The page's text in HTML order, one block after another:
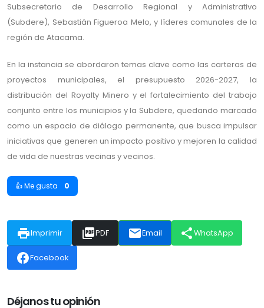
Subsecretario de Desarrollo Regional y Administrativo
(Subdere), Sebastián Figueroa Melo, y líderes comunales de la
región de Atacama.
En la instancia se abordaron temas clave como las carteras de
proyectos municipales, el presupuesto 2026-2027, la
distribución del Royalty Minero y el fortalecimiento del trabajo
conjunto entre los municipios y la Subdere, quedando marcado
como un espacio de diálogo permanente, que busca impulsar
iniciativas que generen un impacto positivo y mejoren la calidad
de vida de nuestras vecinas y vecinos.
👍 Me gusta 0
printImprimir picture_as_pdfPDF emailEmail shareWhatsApp
facebookFacebook
Déjanos tu opinión